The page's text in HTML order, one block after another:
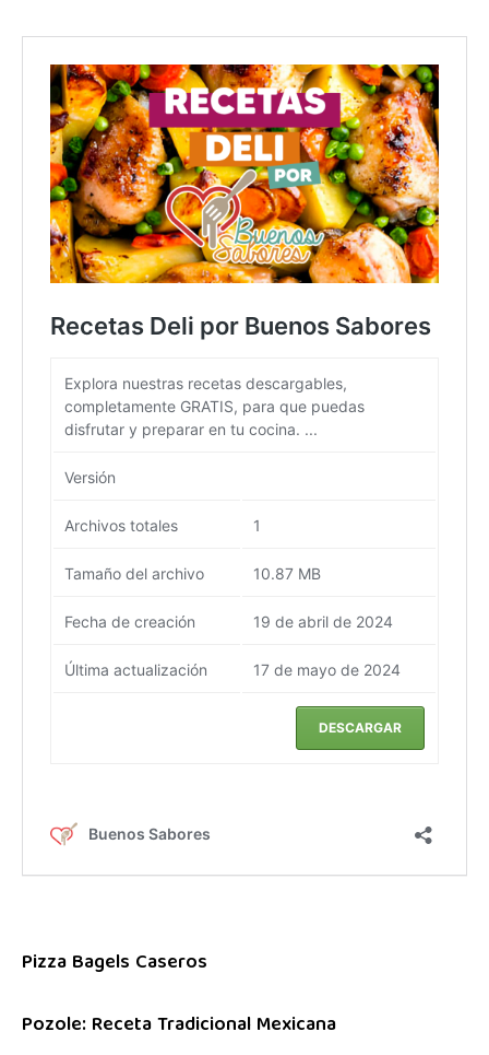
Pizza Bagels Caseros
Pozole: Receta Tradicional Mexicana